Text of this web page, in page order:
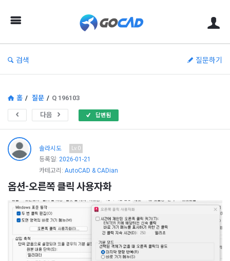
캐
(CAD)
정
보
의
중
심
검색 질문하기
홈 / 질문 / Q 196103
다음 답변됨
솔라시도 Lv.0
등록일: 2026-01-21
카테고리: AutoCAD & CADian
옵션-오른쪽 클릭 사용자화